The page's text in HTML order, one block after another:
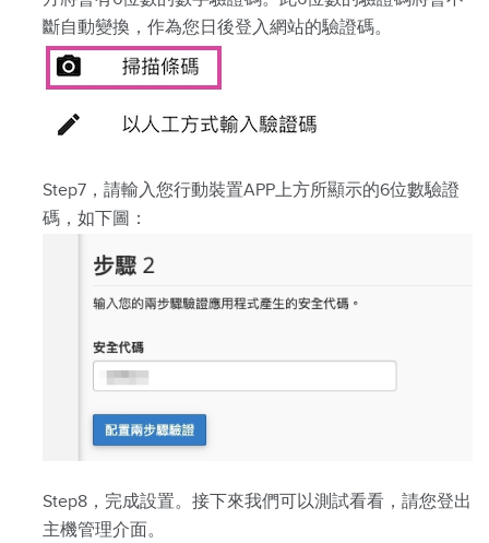
斷自動變換，作為您日後登入網站的驗證碼。
Step7，請輸入您行動裝置APP上方所顯示的6位數驗證
碼，如下圖：
Step8，完成設置。接下來我們可以測試看看，請您登出
主機管理介面。